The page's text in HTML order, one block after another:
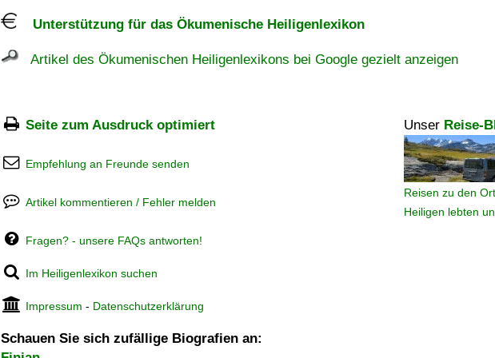
Unterstützung für das Ökumenische Heiligenlexikon
Artikel des Ökumenischen Heiligenlexikons bei Google gezielt anzeigen
Seite zum Ausdruck optimiert Unser Reise-
Reisen zu den
Heiligen lebten
Empfehlung an Freunde senden
Artikel kommentieren / Fehler melden
Fragen? - unsere FAQs antworten!
Im Heiligenlexikon suchen
Impressum - Datenschutzerklärung
Schauen Sie sich zufällige Biografien an: